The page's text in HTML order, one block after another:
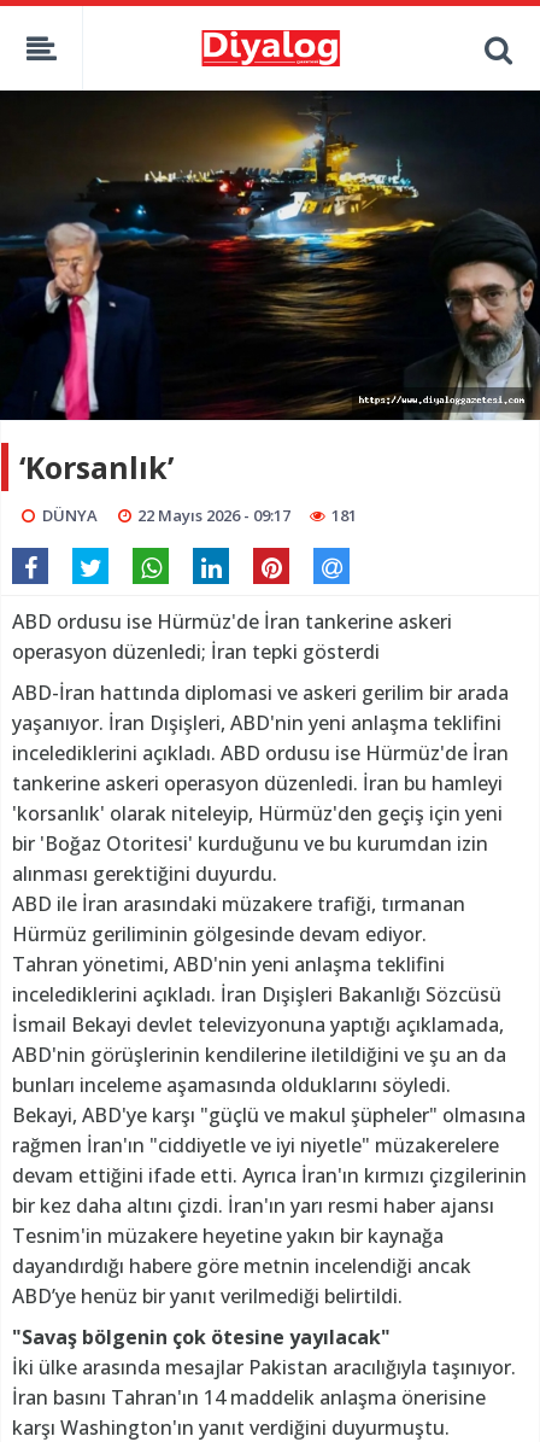
‘Korsanlık’
DÜNYA 22 Mayıs 2026 - 09:17 181
ABD ordusu ise Hürmüz'de İran tankerine askeri
operasyon düzenledi; İran tepki gösterdi
ABD-İran hattında diplomasi ve askeri gerilim bir arada
yaşanıyor. İran Dışişleri, ABD'nin yeni anlaşma teklifini
incelediklerini açıkladı. ABD ordusu ise Hürmüz'de İran
tankerine askeri operasyon düzenledi. İran bu hamleyi
'korsanlık' olarak niteleyip, Hürmüz'den geçiş için yeni
bir 'Boğaz Otoritesi' kurduğunu ve bu kurumdan izin
alınması gerektiğini duyurdu.
ABD ile İran arasındaki müzakere trafiği, tırmanan
Hürmüz geriliminin gölgesinde devam ediyor.
Tahran yönetimi, ABD'nin yeni anlaşma teklifini
incelediklerini açıkladı. İran Dışişleri Bakanlığı Sözcüsü
İsmail Bekayi devlet televizyonuna yaptığı açıklamada,
ABD'nin görüşlerinin kendilerine iletildiğini ve şu an da
bunları inceleme aşamasında olduklarını söyledi.
Bekayi, ABD'ye karşı "güçlü ve makul şüpheler" olmasına
rağmen İran'ın "ciddiyetle ve iyi niyetle" müzakerelere
devam ettiğini ifade etti. Ayrıca İran'ın kırmızı çizgilerinin
bir kez daha altını çizdi. İran'ın yarı resmi haber ajansı
Tesnim'in müzakere heyetine yakın bir kaynağa
dayandırdığı habere göre metnin incelendiği ancak
ABD’ye henüz bir yanıt verilmediği belirtildi.
"Savaş bölgenin çok ötesine yayılacak"
İki ülke arasında mesajlar Pakistan aracılığıyla taşınıyor.
İran basını Tahran'ın 14 maddelik anlaşma önerisine
karşı Washington'ın yanıt verdiğini duyurmuştu.